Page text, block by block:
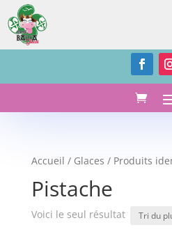
Accueil / Glaces / Produits
Pistache
Voici le seul résultat